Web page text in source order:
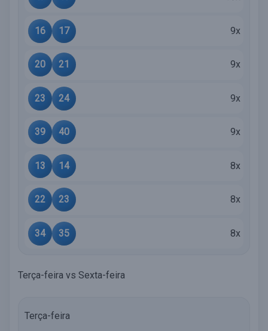
16 17 9x
20 21 9x
23 24 9x
39 40 9x
13 14 8x
22 23 8x
34 35 8x
Terça-feira vs Sexta-feira
Terça-feira